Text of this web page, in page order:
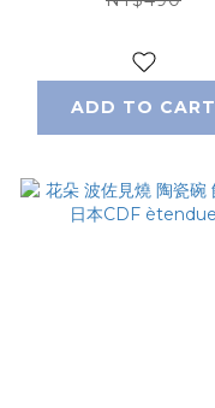
ADD TO CART